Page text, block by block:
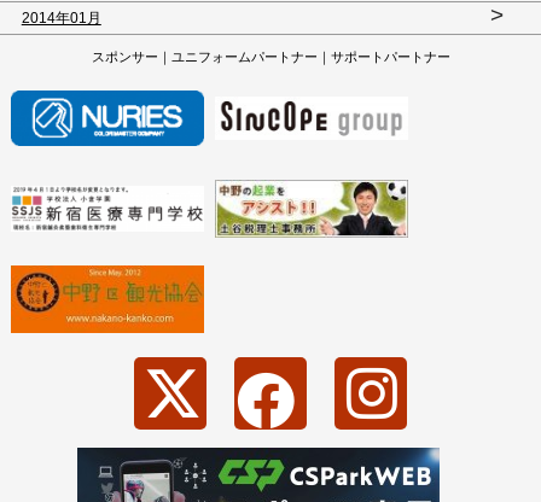
2014年01月 >
スポンサー｜ユニフォームパートナー｜サポートパートナー